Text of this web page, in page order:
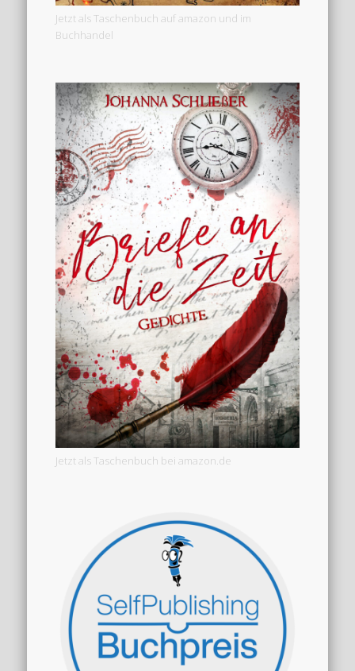
Jetzt als Taschenbuch auf amazon und im
Buchhandel
Jetzt als Taschenbuch bei amazon.de